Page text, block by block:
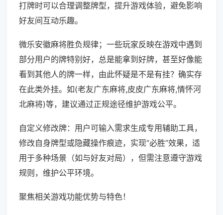
打牌时可以合理调整牌型，提升游戏体验，避免影响
好友间互动乐趣。
微乐安徽麻将胜负规律；一些玩家反映在游戏中遇到
部分用户的牌特别好，总是能拿到好牌，甚至好像能
看到其他人的牌一样，由此怀疑是不是有挂？确实存
在此类外挂。如(老友广东麻将,皮皮广东麻将,情怀河
北麻将)等，建议通过正规途径维护游戏公平。
自定义修改牌：用户可输入需求生成专用辅助工具，
修改自身牌型或隐藏操作痕迹，实现“必胜”效果，适
用于多种场景（如与好友对局），但需注意遵守游戏
规则，维护公平环境。
聚焦相关游戏功能优势与特色！